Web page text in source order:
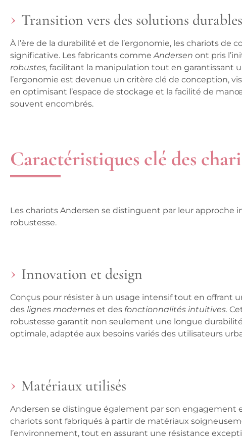
Transition vers des solutions
À l’ère de la durabilité et de l’ergonomie, les chariots de
significative. Les fabricants commeAndersen ont pris
robustes, facilitant la manipulation tout en garantissant
l’ergonomie est devenue un critère clé de conception,
en optimisant l’espace de stockage et la facilité de
souvent encombrés.
Caractéristiques clé des
Les chariots Andersen se distinguent par leur approche
robustesse.
Innovation et design
Conçus pour résister à un usage intensif tout en offrant
des lignes modernes et des fonctionnalités intuitives.
robustesse garantit non seulement une longue
optimale, adaptée aux besoins variés des utilisateurs
Matériaux utilisés
Andersen se distingue également par son engagement
chariots sont fabriqués à partir de matériaux
l’environnement, tout en assurant une résistance